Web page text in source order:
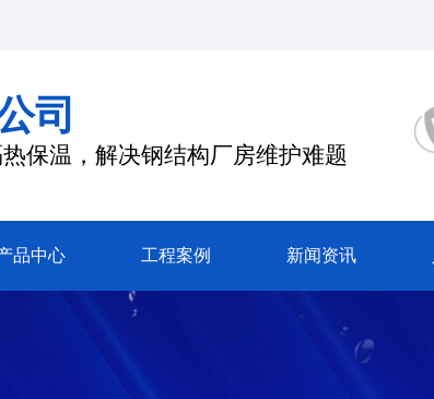
司
保温，解决钢结构厂房维护难题
品中心 工程案例 新闻资讯